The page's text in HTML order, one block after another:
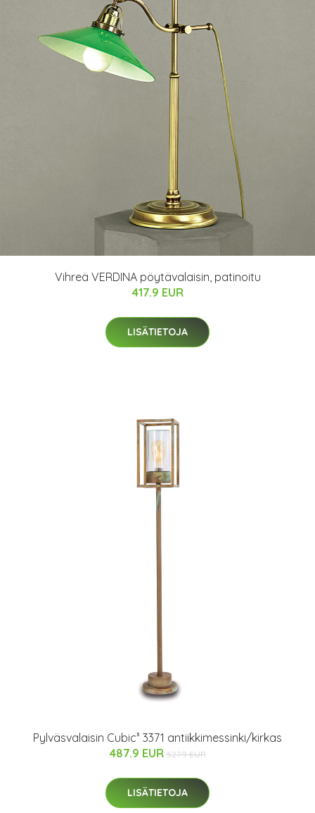
Vihreä VERDINA pöytävalaisin, patinoitu
417.9 EUR
LISÄTIETOJA
Pylväsvalaisin Cubic³ 3371 antiikkimessinki/kirkas
487.9 EUR 527.9 EUR
LISÄTIETOJA